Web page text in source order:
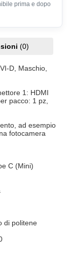
prima e dopo
(0)
D, Maschio,
1: HDMI
pacco: 1 pz,
ad esempio
fotocamera
C (Mini)
di politene